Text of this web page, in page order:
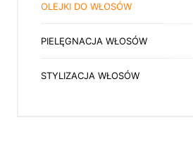
OLEJKI DO WŁOSÓW
PIELĘGNACJA WŁOSÓW
STYLIZACJA WŁOSÓW